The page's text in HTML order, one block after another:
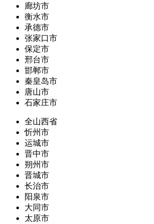
廊坊市
衡水市
承德市
张家口市
保定市
邢台市
邯郸市
秦皇岛市
唐山市
石家庄市
全山西省
忻州市
运城市
晋中市
朔州市
晋城市
长治市
阳泉市
大同市
太原市